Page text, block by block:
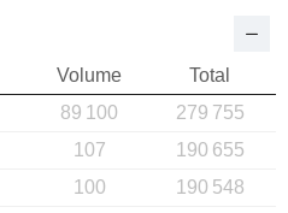
Volume
Total
89 100
279 755
107
190 655
100
190 548